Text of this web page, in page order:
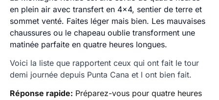
en plein air avec transfert en 4x4, sentier de terre et
sommet venté. Faites léger mais bien. Les mauvaises
chaussures ou le chapeau oublie transforment une
matinée parfaite en quatre heures longues.
Voici la liste que rapportent ceux qui ont fait le tour
demi journée depuis Punta Cana et l ont bien fait.
Réponse rapide: Préparez-vous pour quatre heures